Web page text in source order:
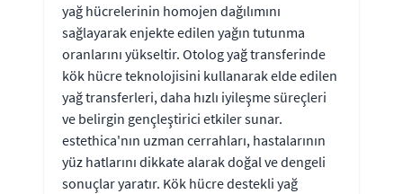
yağ hücrelerinin homojen dağılımını
sağlayarak enjekte edilen yağın tutunma
oranlarını yükseltir. Otolog yağ transferinde
kök hücre teknolojisini kullanarak elde edilen
yağ transferleri, daha hızlı iyileşme süreçleri
ve belirgin gençleştirici etkiler sunar.
estethica'nın uzman cerrahları, hastalarının
yüz hatlarını dikkate alarak doğal ve dengeli
sonuçlar yaratır. Kök hücre destekli yağ